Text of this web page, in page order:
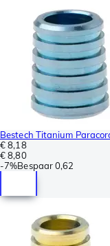
Bestech Titanium
€ 8,18
€ 8,80
-7%Bespaar0,62